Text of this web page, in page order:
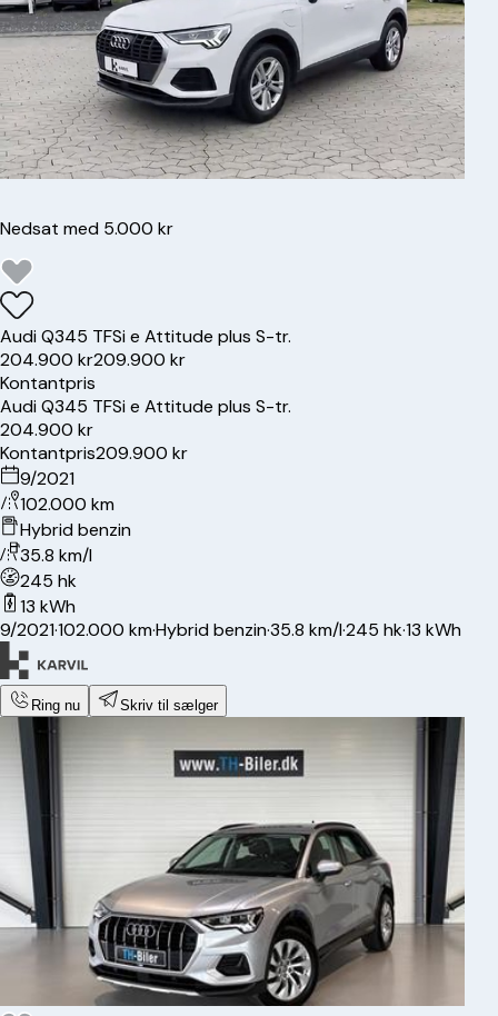
Nedsat med 5.000 kr
AudiQ345 TFSi e Attitude plus S-tr.
204.900 kr209.900 kr
Kontantpris
AudiQ345 TFSi e Attitude plus S-tr.
204.900 kr
Kontantpris209.900 kr
9/2021
102.000 km
Hybrid benzin
35.8 km/l
245 hk
13 kWh
9/2021·102.000 km·Hybrid benzin·35.8 km/l·245 hk·13 kWh
Ring nu Skriv til sælger